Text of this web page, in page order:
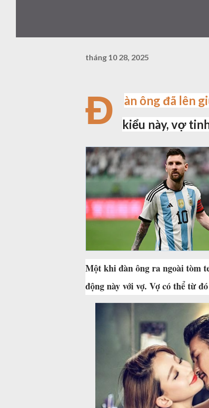
tháng 10 28, 2025
Đ
àn ông đã lên
kiểu này, vợ
Một khi đàn ông ra ngoài tòm
động này với vợ. Vợ có thể từ